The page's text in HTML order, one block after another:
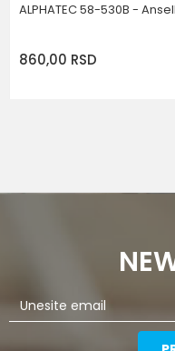
ALPHATEC 58-530B - Ansell
860,00 RSD